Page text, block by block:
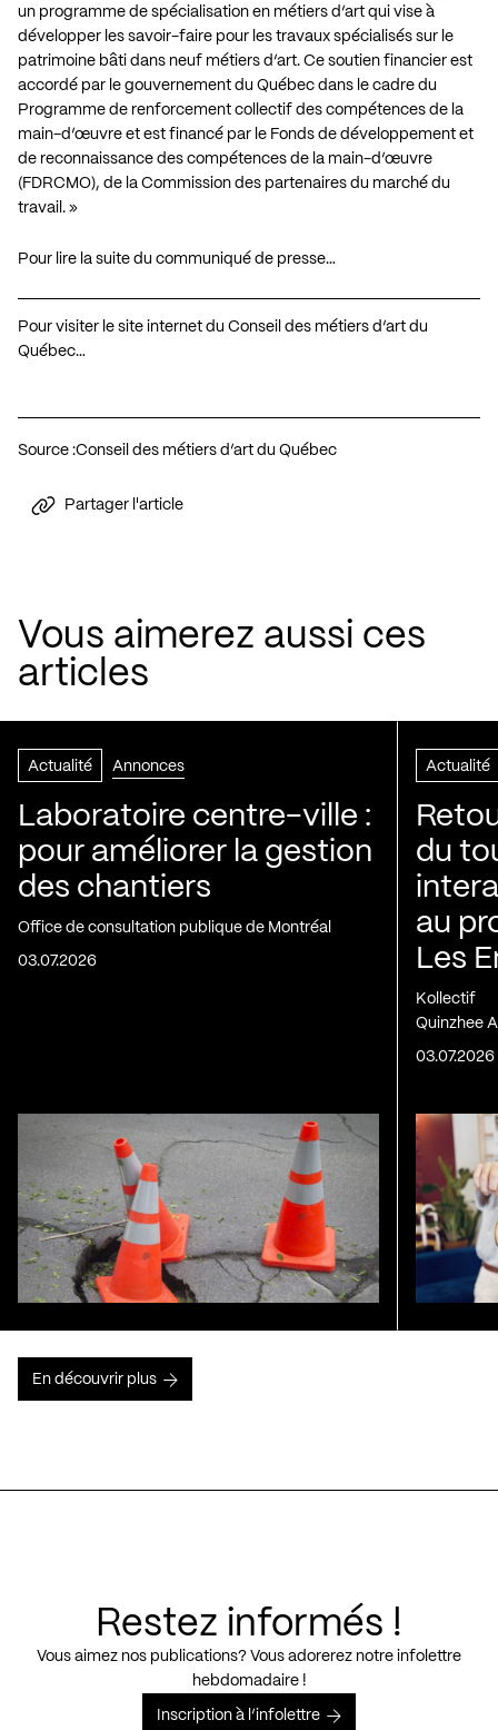
un programme de spécialisation en métiers d’art qui vise à
développer les savoir-faire pour les travaux spécialisés sur le
patrimoine bâti dans neuf métiers d’art. Ce soutien financier est
accordé par le gouvernement du Québec dans le cadre du
Programme de renforcement collectif des compétences de la
main-d’œuvre et est financé par le Fonds de développement et
de reconnaissance des compétences de la main-d’œuvre
(FDRCMO), de la Commission des partenaires du marché du
travail. »
Pour lire la suite du communiqué de presse…
Pour visiter le site internet du Conseil des métiers d’art du
Québec…
Source :Conseil des métiers d’art du Québec
Partager l'article
Vous aimerez aussi ces
articles
Actualité Annonces
Laboratoire centre-ville :
pour améliorer la gestion
des chantiers
Office de consultation publique de Montréal
03.07.2026
Actualité
du
au
Les
Kollectif
Quinzhee
03.07.2026
En découvrir plus
Restez informés !
Vous aimez nos publications? Vous adorerez notre infolettre
hebdomadaire !
Inscription à l’infolettre